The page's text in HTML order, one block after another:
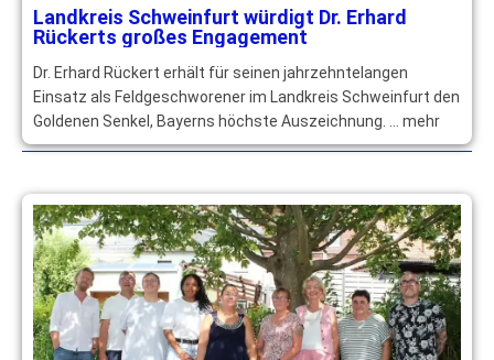
Landkreis Schweinfurt würdigt Dr. Erhard
Rückerts großes Engagement
Dr. Erhard Rückert erhält für seinen jahrzehntelangen
Einsatz als Feldgeschworener im Landkreis Schweinfurt den
Goldenen Senkel, Bayerns höchste Auszeichnung. … mehr